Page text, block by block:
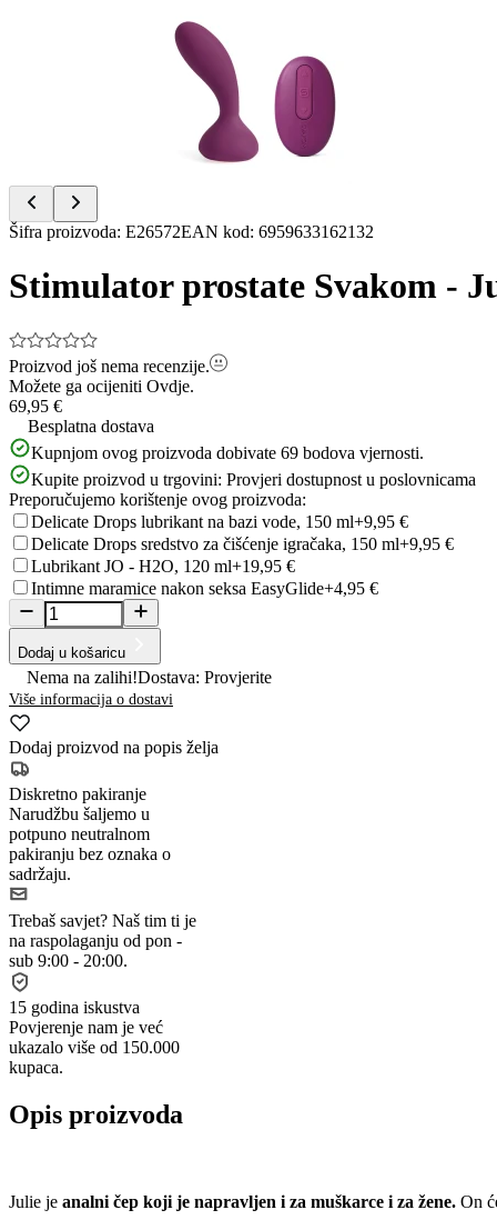
Item
of
6
Šifra proizvoda: E26572EAN kod: 6959633162132
Stimulator prostate Svakom -
Proizvod još nema recenzije.
Možete ga ocijeniti Ovdje.
69,95 €
Besplatna dostava
Kupnjom ovog proizvoda dobivate 69 bodova vjernosti.
Kupite proizvod u trgovini: Provjeri dostupnost u poslovnicama
Preporučujemo korištenje ovog proizvoda:
Delicate Drops lubrikant na bazi vode, 150 ml+9,95 €
Delicate Drops sredstvo za čišćenje igračaka, 150 ml+9,95 €
Lubrikant JO - H2O, 120 ml+19,95 €
Intimne maramice nakon seksa EasyGlide+4,95 €
Dodaj u košaricu
Nema na zalihi!Dostava: Provjerite
Više informacija o dostavi
Dodaj proizvod na popis želja
Diskretno pakiranje
Narudžbu šaljemo u
potpuno neutralnom
pakiranju bez oznaka o
sadržaju.
Trebaš savjet? Naš tim ti je
na raspolaganju od pon -
sub 9:00 - 20:00.
15 godina iskustva
Povjerenje nam je već
ukazalo više od 150.000
kupaca.
Opis proizvoda
Julie je analni čep koji je napravljen i za muškarce i za žene. On